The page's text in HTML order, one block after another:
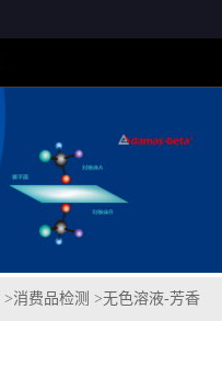
>消费品检测 >无色溶液-芳香